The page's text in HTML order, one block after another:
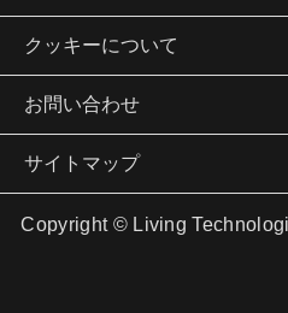
クッキーについて
お問い合わせ
サイトマップ
Copyright © Living